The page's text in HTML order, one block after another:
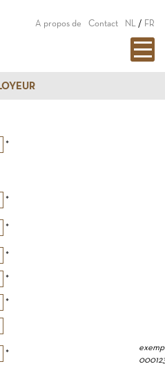
A propos de Contact NL / FR
*
*
*
*
*
*
*